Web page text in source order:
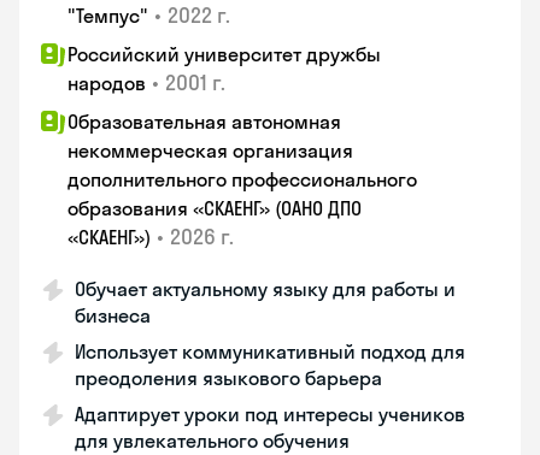
"Темпус" • 2022 г.
Российский университет дружбы
народов • 2001 г.
Образовательная автономная
некоммерческая организация
дополнительного профессионального
образования «СКАЕНГ» (ОАНО ДПО
«СКАЕНГ») • 2026 г.
Обучает актуальному языку для работы и
бизнеса
Использует коммуникативный подход для
преодоления языкового барьера
Адаптирует уроки под интересы учеников
для увлекательного обучения